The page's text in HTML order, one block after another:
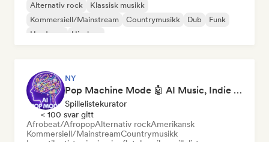
Alternativ rock
Klassisk musikk
Kommersiell/Mainstream
Countrymusikk Dub
Funk
Hardcore
Hip-hop
NY
Pop Machine Mode 🤖 AI Music, Indie Pop & Dream Pop
Spillelistekurator
< 100 svar gitt
Afrobeat/AfropopAlternativ rockAmerikansk
Kommersiell/MainstreamCountrymusikk